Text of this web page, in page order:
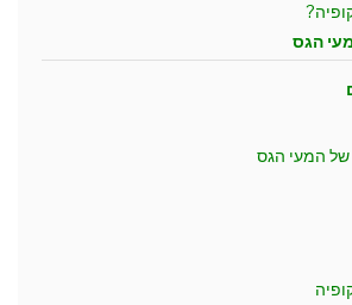
הגס
של המעי הגס